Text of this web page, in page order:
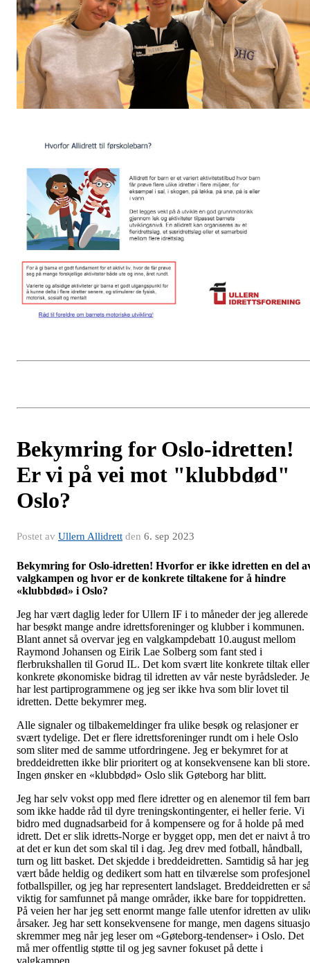
Bekymring for Oslo-idretten!
Er vi på vei mot "klubbdød"
Oslo?
Postet av Ullern Allidrett den 6. sep 2023
Bekymring for Oslo-idretten! Hvorfor er ikke idretten en del
valgkampen og hvor er de konkrete tiltakene for å hindre
«klubbdød» i Oslo?
Jeg har vært daglig leder for Ullern IF i to måneder der jeg allerede
har besøkt mange andre idrettsforeninger og klubber i kommunen.
Blant annet så overvar jeg en valgkampdebatt 10.august mellom
Raymond Johansen og Eirik Lae Solberg som fant sted i
flerbrukshallen til Gorud IL. Det kom svært lite konkrete tiltak eller
konkrete økonomiske bidrag til idretten av vår neste byrådsleder.
har lest partiprogrammene og jeg ser ikke hva som blir lovet til
idretten. Dette bekymrer meg.
Alle signaler og tilbakemeldinger fra ulike besøk og relasjoner er
svært tydelige. Det er flere idrettsforeninger rundt om i hele Oslo
som sliter med de samme utfordringene. Jeg er bekymret for at
breddeidretten ikke blir prioritert og at konsekvensene kan bli store.
Ingen ønsker en «klubbdød» Oslo slik Gøteborg har blitt.
Jeg har selv vokst opp med flere idretter og en alenemor til fem
som ikke hadde råd til dyre treningskontingenter, ei heller ferie. Vi
bidro med dugnadsarbeid for å kompensere og for å holde på med
idrett. Det er slik idretts-Norge er bygget opp, men det er naivt å tro
at det er kun det som skal til i dag. Jeg drev med fotball, håndball,
turn og litt basket. Det skjedde i breddeidretten. Samtidig så har jeg
vært både heldig og dedikert som hatt en tilværelse som
fotballspiller, og jeg har representert landslaget. Breddeidretten er
viktig for samfunnet på mange områder, ikke bare for toppidretten.
På veien her har jeg sett enormt mange falle utenfor idretten av
årsaker. Jeg har sett konsekvensene for mange, men dagens
skremmer meg når jeg leser om «Gøteborg-tendenser» i Oslo. Det
må mer offentlig støtte til og jeg savner fokuset på dette i